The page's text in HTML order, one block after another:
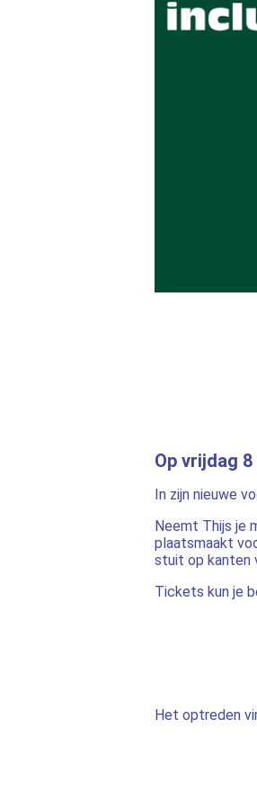
Op vrijdag
In zijn nieuwe
Neemt Thijs je
plaatsmaakt
stuit op kanten
Tickets kun je
Het optreden